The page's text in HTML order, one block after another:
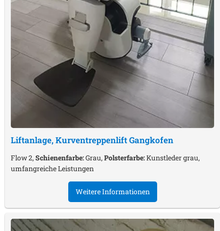
Liftanlage, KurventreppenliftGangkofen
Flow 2,Schienenfarbe:Grau,Polsterfarbe:Kunstleder grau,
umfangreiche Leistungen
Weitere Informationen